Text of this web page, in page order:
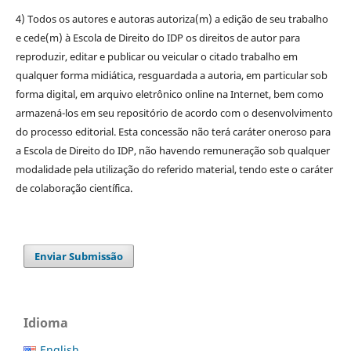
4) Todos os autores e autoras autoriza(m) a edição de seu trabalho
e cede(m) à Escola de Direito do IDP os direitos de autor para
reproduzir, editar e publicar ou veicular o citado trabalho em
qualquer forma midiática, resguardada a autoria, em particular sob
forma digital, em arquivo eletrônico online na Internet, bem como
armazená-los em seu repositório de acordo com o desenvolvimento
do processo editorial. Esta concessão não terá caráter oneroso para
a Escola de Direito do IDP, não havendo remuneração sob qualquer
modalidade pela utilização do referido material, tendo este o caráter
de colaboração científica.
Enviar Submissão
Idioma